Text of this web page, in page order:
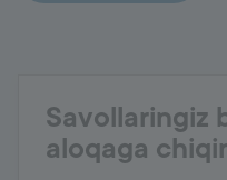
Savollaringiz
aloqaga